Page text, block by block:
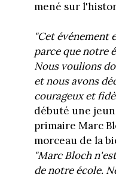
mené sur
"Cet événement
parce que notre
Nous voulions
et nous avons
courageux et
débuté une
primaire Marc
morceau de la
"Marc Bloch
de notre école.